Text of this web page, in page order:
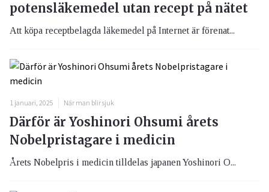
potensläkemedel utan recept på nätet
Att köpa receptbelagda läkemedel på Internet är förenat...
1 januari, 2025 När man blir sjuk
Därför är Yoshinori Ohsumi årets
Nobelpristagare i medicin
Årets Nobelpris i medicin tilldelas japanen Yoshinori O...